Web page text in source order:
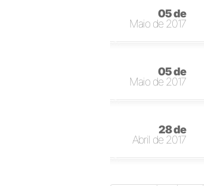
05 de
Maio de 2017
05 de
Maio de 2017
28 de
Abril de 2017